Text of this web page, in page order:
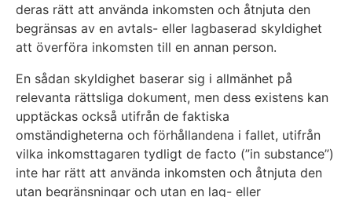
deras rätt att använda inkomsten och åtnjuta den
begränsas av en avtals- eller lagbaserad skyldighet
att överföra inkomsten till en annan person.
En sådan skyldighet baserar sig i allmänhet på
relevanta rättsliga dokument, men dess existens kan
upptäckas också utifrån de faktiska
omständigheterna och förhållandena i fallet, utifrån
vilka inkomsttagaren tydligt de facto (”in substance”)
inte har rätt att använda inkomsten och åtnjuta den
utan begränsningar och utan en lag- eller